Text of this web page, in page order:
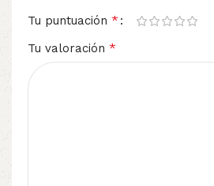
Tu puntuación *
Tu valoración *